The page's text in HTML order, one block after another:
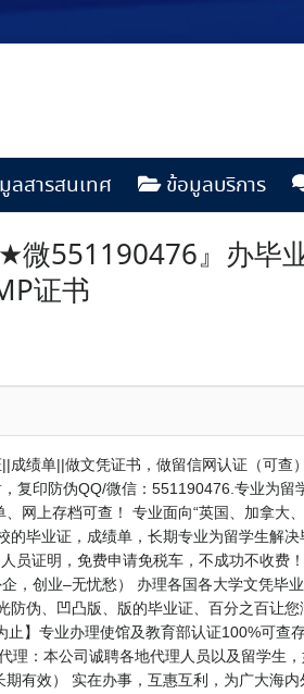
ลสารสนเทศ ข้อมูลบริการ
微551190476』办
证书
绩单||做文凭证书，做留信网认证（可查
复印防伪QQ/微信：551190476.专业为
网上存档可查！ 专业面向“英国、加拿大
毕业证，成绩单，长期专业为留学生解
证明，免费申请免税车，不成功不收费
，创业–无忧愁） 办理各国各大学文凭毕
伪、凹凸版、版的毕业证、百分之百让
】专业办理使馆及教育部认证100%可查
：本公司诚聘各地代理人员以及留学生
有效） 实在办事，互惠互利，为广大海